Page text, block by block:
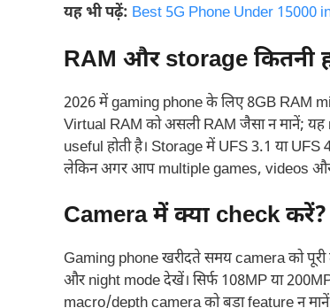
यह भी पढ़ें: Best 5G Phone Under 15000
RAM और storage कितनी
2026 में gaming phone के लिए 8GB RAM
Virtual RAM को असली RAM जैसा न मानें;
useful होती है। Storage में UFS 3.1 या
लेकिन अगर आप multiple games, videos और
Camera में क्या check करें?
Gaming phone खरीदते समय camera को
और night mode देखें। सिर्फ 108MP या
macro/depth camera को बड़ा feature न